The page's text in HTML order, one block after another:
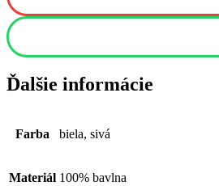
Ďalšie informácie
Farba biela, sivá
Materiál 100% bavlna